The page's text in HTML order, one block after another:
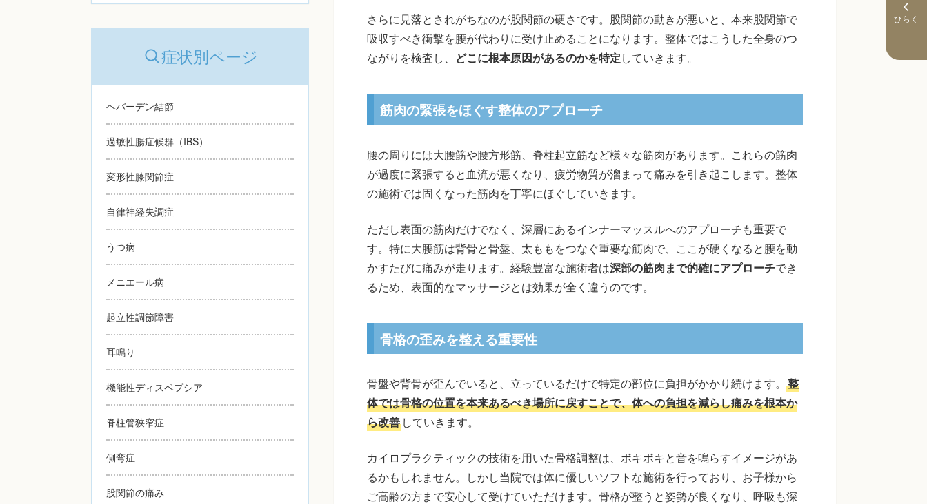
さらに見落とされがちなのが股関節の硬さです。股関節の動きが悪いと、本来股関節で
吸収すべき衝撃を腰が代わりに受け止めることになります。整体ではこうした全身のつ
ながりを検査し、 どこに根本原因があるのかを特定していきます。
筋肉の緊張をほぐす整体のアプローチ
腰の周りには大腰筋や腰方形筋、脊柱起立筋など様々な筋肉があります。これらの筋肉
が過度に緊張すると血流が悪くなり、疲労物質が溜まって痛みを引き起こします。整体
の施術では固くなった筋肉を丁寧にほぐしていきます。
ただし表面の筋肉だけでなく、深層にあるインナーマッスルへのアプローチも重要で
す。特に大腰筋は背骨と骨盤、太ももをつなぐ重要な筋肉で、ここが硬くなると腰を動
かすたびに痛みが走ります。経験豊富な施術者は深部の筋肉まで的確にアプローチでき
るため、表面的なマッサージとは効果が全く違うのです。
骨格の歪みを整える重要性
骨盤や背骨が歪んでいると、立っているだけで特定の部位に負担がかかり続けます。 整
体では骨格の位置を本来あるべき場所に戻すことで、体への負担を減らし痛みを根本か
ら改善 していきます。
カイロプラクティックの技術を用いた骨格調整は、ボキボキと音を鳴らすイメージがあ
るかもしれません。しかし当院では体に優しいソフトな施術を行っており、お子様から
ご高齢の方まで安心して受けていただけます。骨格が整うと姿勢が良くなり、呼吸も深
症状別ページ
ヘバーデン結節
過敏性腸症候群（IBS）
変形性膝関節症
自律神経失調症
うつ病
メニエール病
起立性調節障害
耳鳴り
機能性ディスペプシア
脊柱管狭窄症
側弯症
股関節の痛み